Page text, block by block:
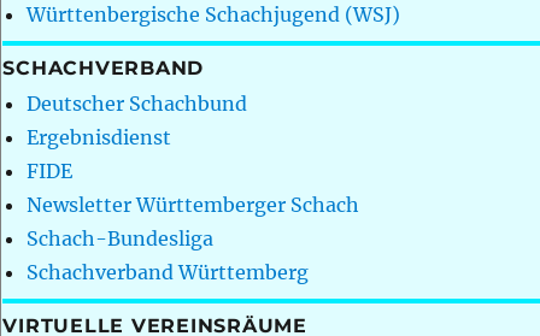
Württenbergische Schachjugend (WSJ)
SCHACHVERBAND
Deutscher Schachbund
Ergebnisdienst
FIDE
Newsletter Württemberger Schach
Schach-Bundesliga
Schachverband Württemberg
VIRTUELLE VEREINSRÄUME